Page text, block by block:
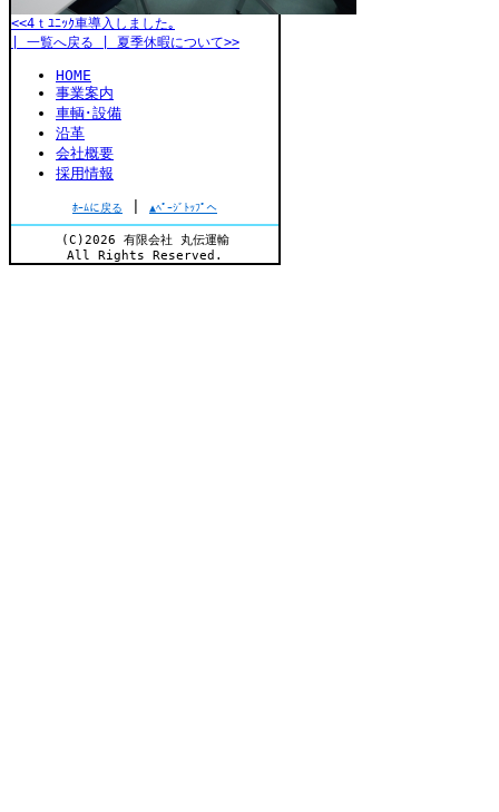
<<4ｔﾕﾆｯｸ車導入しました｡
| 一覧へ戻る | 夏季休暇について>>
HOME
事業案内
車輌･設備
沿革
会社概要
採用情報
ﾎｰﾑに戻る ▲ﾍﾟｰｼﾞﾄｯﾌﾟへ
(C)2026 有限会社 丸伝運輸
All Rights Reserved.